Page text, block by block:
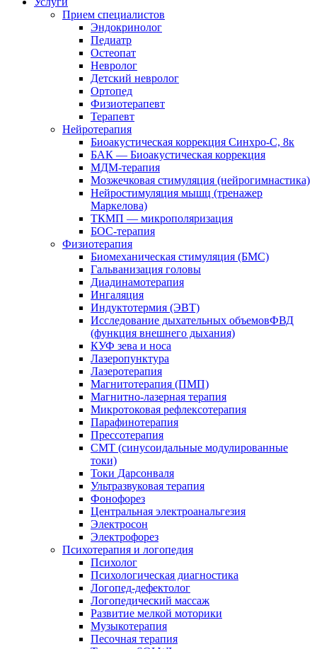
Прием специалистов
Эндокринолог
Педиатр
Остеопат
Невролог
Детский невролог
Ортопед
Физиотерапевт
Терапевт
Нейротерапия
Биоакустическая коррекция Синхро-С, 8к
БАК — Биоакустическая коррекция
МДМ-терапия
Мозжечковая стимуляция (нейрогимнастика)
Нейростимуляция мышц (тренажер
Маркелова)
ТКМП — микрополяризация
БОС-терапия
Физиотерапия
Биомеханическая стимуляция (БМС)
Гальванизация головы
Диадинамотерапия
Ингаляция
Индуктотермия (ЭВТ)
Исследование дыхательных объемовФВД
(функция внешнего дыхания)
КУФ зева и носа
Лазеропунктура
Лазеротерапия
Магнитотерапия (ПМП)
Магнитно-лазерная терапия
Микротоковая рефлексотерапия
Парафинотерапия
Прессотерапия
СМТ (синусоидальные модулированные
токи)
Токи Дарсонваля
Ультразвуковая терапия
Фонофорез
Центральная электроанальгезия
Электросон
Электрофорез
Психотерапия и логопедия
Психолог
Психологическая диагностика
Логопед-дефектолог
Логопедический массаж
Развитие мелкой моторики
Музыкотерапия
Песочная терапия